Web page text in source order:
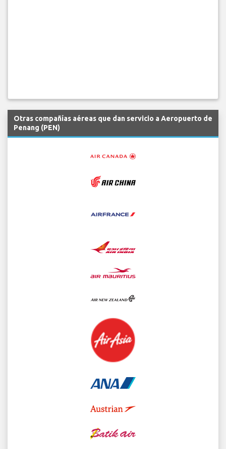
Otras compañías aéreas que dan servicio a Aeropuerto de
Penang (PEN)